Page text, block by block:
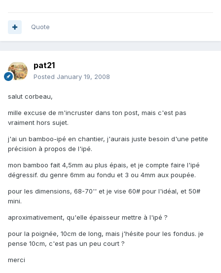
Quote
pat21
Posted January 19, 2008
salut corbeau,
mille excuse de m'incruster dans ton post, mais c'est pas
vraiment hors sujet.
j'ai un bamboo-ipé en chantier, j'aurais juste besoin d'une petite
précision à propos de l'ipé.
mon bamboo fait 4,5mm au plus épais, et je compte faire l'ipé
dégressif. du genre 6mm au fondu et 3 ou 4mm aux poupée.
pour les dimensions, 68-70'' et je vise 60# pour l'idéal, et 50#
mini.
aproximativement, qu'elle épaisseur mettre à l'ipé ?
pour la poignée, 10cm de long, mais j'hésite pour les fondus. je
pense 10cm, c'est pas un peu court ?
merci